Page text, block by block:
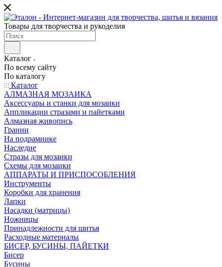
Товары для творчества и рукоделия
Каталог
По всему сайту
По каталогу
Каталог
АЛМАЗНАЯ МОЗАИКА
Аксессуары и станки для мозаики
Аппликации стразами и пайетками
Алмазная живопись
Гранни
На подрамнике
Наследие
Стразы для мозаики
Схемы для мозаики
АППАРАТЫ И ПРИСПОСОБЛЕНИЯ
Инструменты
Коробки для хранения
Лапки
Насадки (матрицы)
Ножницы
Принадлежности для шитья
Расходные материалы
БИСЕР, БУСИНЫ, ПАЙЕТКИ
Бисер
Бусины